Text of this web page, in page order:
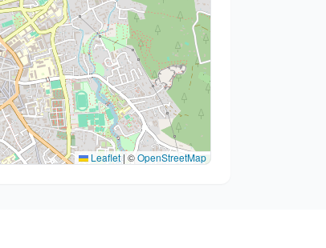
Leaflet | ©OpenStreetMap